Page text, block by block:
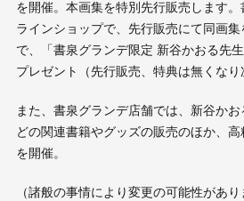
を開催。本画集を特別先行販売します
ラインショップで、先行販売にて同画
で、「書泉グランデ限定 新谷かおる先
プレゼント（先行販売、特典は無くなり
また、書泉グランデ店舗では、新谷か
どの関連書籍やグッズの販売のほか、
を開催。
（諸般の事情により変更の可能性があ